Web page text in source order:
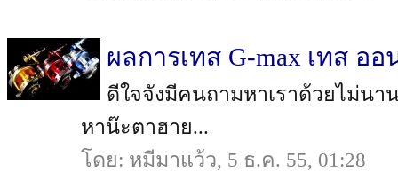
ผลการเทส G-max เทส
ดีใจจังมีคนถามหาเราด้วยไม่นา
หาน๊ะตาฮาย...
โดย: หมีมาแว้ว, 5 ธ.ค. 55, 01:28